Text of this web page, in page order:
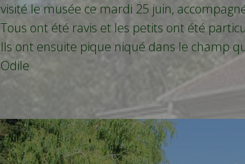
visité le musée ce mardi 25 juin,
Tous ont été ravis et les petits ont été
Ils ont ensuite pique niqué dans le champ
Odile